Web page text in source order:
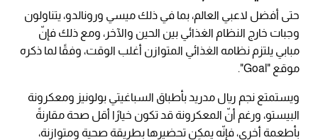
حتى أفضل لاعبي العالم، بما في ذلك ميسي ورونالدو، يتناولون
وجبات خارج النظام الغذائي بين الحين والآخر، ومع ذلك فإنّ
مبابي يلتزم نظامه الغذائي المتوازن أغلب الوقت، وفقًا لما ذكره
موقع "Goal".
ويستمتع نجم ريال مدريد بأطباق السباغيتي بولونيز ومعكرونة
البيستو، ورغم أنّ المعكرونة قد تكون خيارًا أقل صحة مقارنةً
بأطعمة أخرى، فإنّه يمكِن تحضيرها بطريقة صحية ومتوازنة،